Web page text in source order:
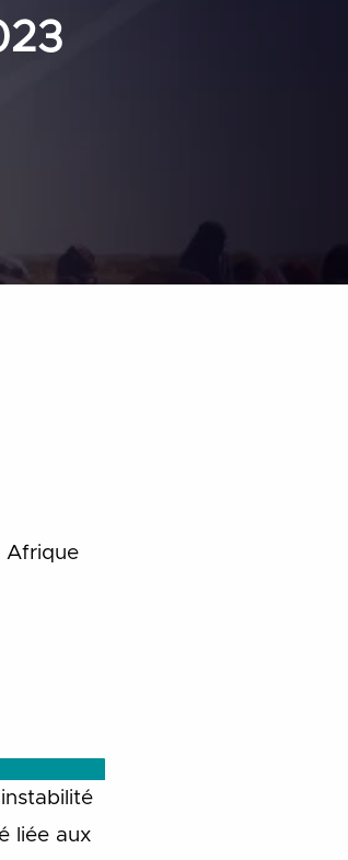
Afrique
liée aux